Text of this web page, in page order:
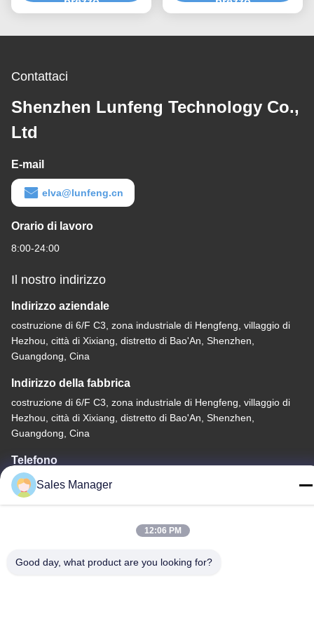
Contattaci
Shenzhen Lunfeng Technology Co.,
Ltd
E-mail
elva@lunfeng.cn
Orario di lavoro
8:00-24:00
Il nostro indirizzo
Indirizzo aziendale
costruzione di 6/F C3, zona industriale di Hengfeng, villaggio di
Hezhou, città di Xixiang, distretto di Bao'An, Shenzhen,
Guangdong, Cina
Indirizzo della fabbrica
costruzione di 6/F C3, zona industriale di Hengfeng, villaggio di
Hezhou, città di Xixiang, distretto di Bao'An, Shenzhen,
Guangdong, Cina
Telefono
86--13662697476
Cina Buona qualità Commutatore di membrana della cupola del
Sales Manager
12:06 PM
Good day, what product are you looking for?